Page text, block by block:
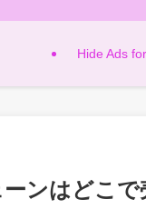
Hide Ads
ンはどこ